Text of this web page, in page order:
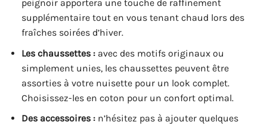
peignoir apportera une touche de raffinement
supplémentaire tout en vous tenant chaud lors des
fraîches soirées d’hiver.
Les chaussettes :avec des motifs originaux ou
simplement unies, les chaussettes peuvent être
assorties à votre nuisette pour un look complet.
Choisissez-les en coton pour un confort optimal.
Des accessoires :n’hésitez pas à ajouter quelques